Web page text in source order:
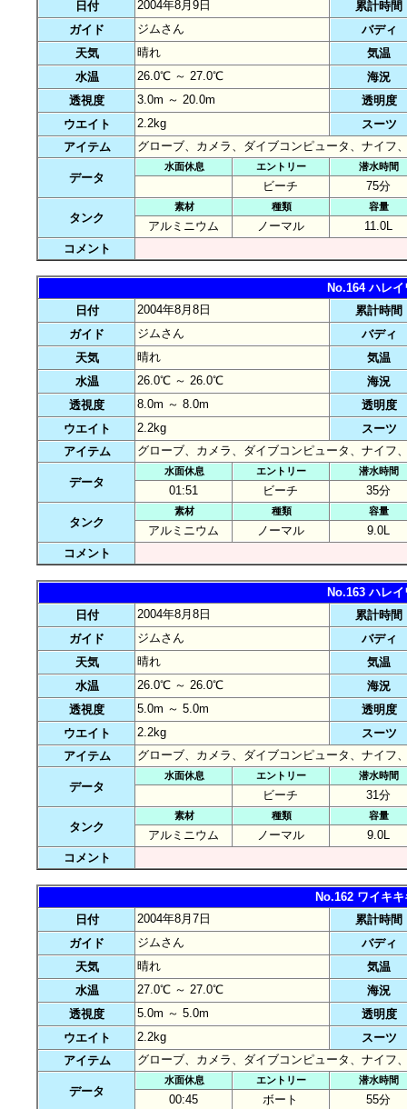
日付 2004年8月9日
累計時間
ガイド
ジムさん
バディ
天気
晴れ
気温
水温
26.0℃ ～ 27.0℃
海況
透視度
3.0m ～ 20.0m
透明度
ウエイト
2.2kg
スーツ
アイテム
グローブ、カメラ、ダイブコンピュータ、ナイフ
データ
水面休息 エントリー 潜水時間
ビーチ 75分
タンク
素材 種類 容量
アルミニウム ノーマル
11.0L
コメント
No.164 ハレ
日付
2004年8月8日
累計時間
ガイド
ジムさん
バディ
天気
晴れ
気温
水温
26.0℃ ～ 26.0℃
海況
透視度
8.0m ～ 8.0m
透明度
ウエイト
2.2kg
スーツ
アイテム
グローブ、カメラ、ダイブコンピュータ、ナイフ
データ
水面休息 エントリー 潜水時間
01:51 ビーチ 35分
タンク
素材 種類 容量
アルミニウム ノーマル
9.0L
コメント
No.163 ハレ
日付
2004年8月8日
累計時間
ガイド
ジムさん
バディ
天気
晴れ
気温
水温
26.0℃ ～ 26.0℃
海況
透視度
5.0m ～ 5.0m
透明度
ウエイト
2.2kg
スーツ
アイテム
グローブ、カメラ、ダイブコンピュータ、ナイフ
データ
水面休息 エントリー 潜水時間
ビーチ 31分
タンク
素材 種類 容量
アルミニウム ノーマル
9.0L
コメント
No.162 ワイキ
日付
2004年8月7日
累計時間
ガイド
ジムさん
バディ
天気
晴れ
気温
水温
27.0℃ ～ 27.0℃
海況
透視度
5.0m ～ 5.0m
透明度
ウエイト
2.2kg
スーツ
アイテム
グローブ、カメラ、ダイブコンピュータ、ナイフ
データ
水面休息 エントリー 潜水時間
00:45 ボート 55分